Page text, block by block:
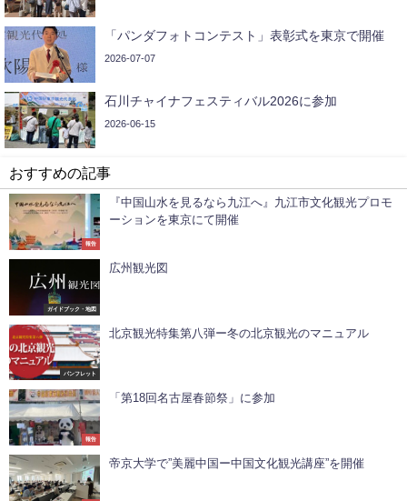
「パンダフォトコンテスト」表彰式を東京で開催
2026-07-07
石川チャイナフェスティバル2026に参加
2026-06-15
おすすめの記事
報告
『中国山水を見るなら九江へ』九江市文化観光プロモ
ーションを東京にて開催
ガイドブック・地図
広州観光図
パンフレット
北京観光特集第八弾ー冬の北京観光のマニュアル
報告
「第18回名古屋春節祭」に参加
帝京大学で”美麗中国ー中国文化観光講座”を開催